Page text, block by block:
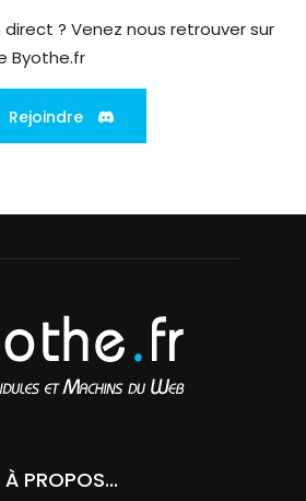
? Venez nous retrouver sur
Byothe.fr
Rejoindre
À PROPOS...